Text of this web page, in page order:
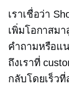
เราเชื่อว่า
เพิ่มโอกาสม
คำถามหรือแ
ถึงเราที่
กลับโดยเร็วที่